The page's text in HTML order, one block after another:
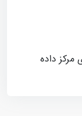
داده